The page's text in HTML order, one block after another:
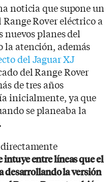
noticia que supone un
Rover eléctrico a
nuevos planes del
atención, además
del Jaguar XJ
del Range Rover
de tres años
inicialmente, ya que
se planeaba la
intuye entre líneas que el
desarrollando la versión